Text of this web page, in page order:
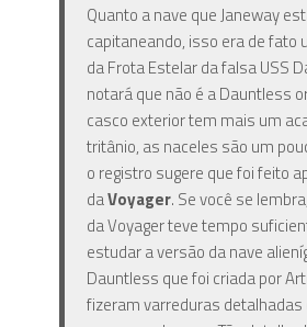
Quanto a nave que Janeway
capitaneando, isso era de fato
da Frota Estelar da falsa USS
notará que não é a Dauntless
casco exterior tem mais um
tritânio, as naceles são um
o registro sugere que foi feito
daVoyager. Se você se
da Voyager teve tempo
estudar a versão da nave
Dauntless que foi criada por
fizeram varreduras detalhadas